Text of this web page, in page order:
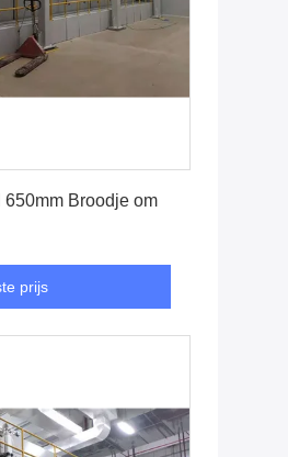
Broodje om
prijs